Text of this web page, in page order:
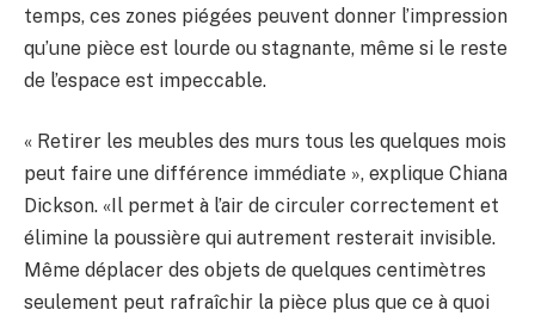
temps, ces zones piégées peuvent donner l’impression
qu’une pièce est lourde ou stagnante, même si le reste
de l’espace est impeccable.
« Retirer les meubles des murs tous les quelques mois
peut faire une différence immédiate », explique Chiana
Dickson. «Il permet à l’air de circuler correctement et
élimine la poussière qui autrement resterait invisible.
Même déplacer des objets de quelques centimètres
seulement peut rafraîchir la pièce plus que ce à quoi